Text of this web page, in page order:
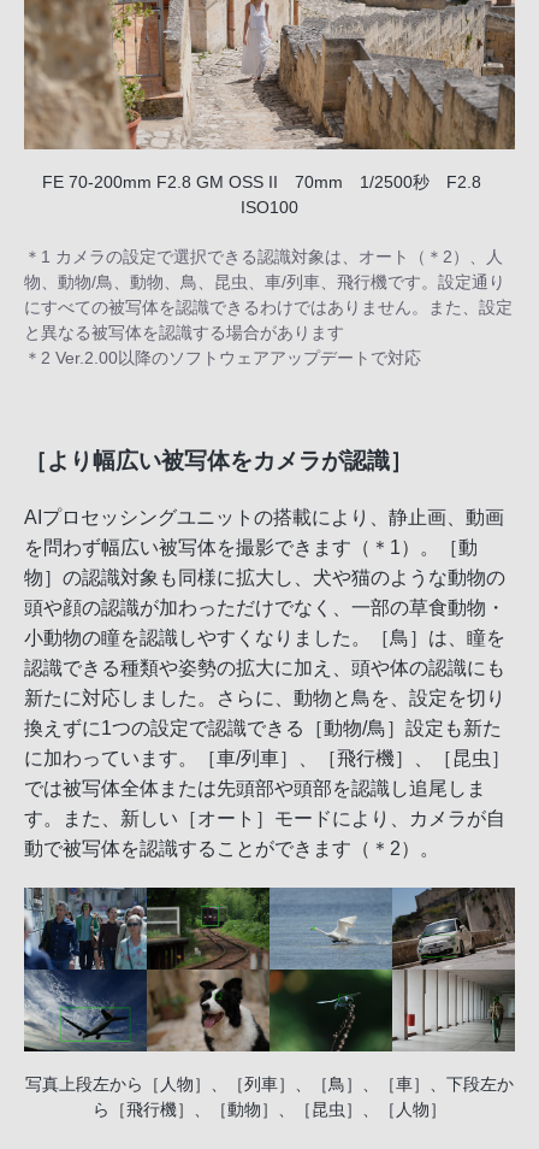
FE 70-200mm F2.8 GM OSS II 70mm 1/2500秒 F2.8
ISO100
＊1 カメラの設定で選択できる認識対象は、オート（＊2）、人
物、動物/鳥、動物、鳥、昆虫、車/列車、飛行機です。設定通り
にすべての被写体を認識できるわけではありません。また、設定
と異なる被写体を認識する場合があります
＊2 Ver.2.00以降のソフトウェアアップデートで対応
［より幅広い被写体をカメラが認識］
AIプロセッシングユニットの搭載により、静止画、動画
を問わず幅広い被写体を撮影できます（＊1）。［動
物］の認識対象も同様に拡大し、犬や猫のような動物の
頭や顔の認識が加わっただけでなく、一部の草食動物・
小動物の瞳を認識しやすくなりました。［鳥］は、瞳を
認識できる種類や姿勢の拡大に加え、頭や体の認識にも
新たに対応しました。さらに、動物と鳥を、設定を切り
換えずに1つの設定で認識できる［動物/鳥］設定も新た
に加わっています。［車/列車］、［飛行機］、［昆虫］
では被写体全体または先頭部や頭部を認識し追尾しま
す。また、新しい［オート］モードにより、カメラが自
動で被写体を認識することができます（＊2）。
写真上段左から［人物］、［列車］、［鳥］、［車］、下段左か
ら［飛行機］、［動物］、［昆虫］、［人物］